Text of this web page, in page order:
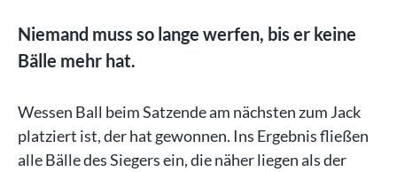
Niemand muss so lange werfen, bis er keine
Bälle mehr hat.
Wessen Ball beim Satzende am nächsten zum Jack
platziert ist, der hat gewonnen. Ins Ergebnis fließen
alle Bälle des Siegers ein, die näher liegen als der